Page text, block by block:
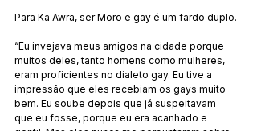
Para Ka Awra, ser Moro e gay é um fardo duplo.
“Eu invejava meus amigos na cidade porque
muitos deles, tanto homens como mulheres,
eram proficientes no dialeto gay. Eu tive a
impressão que eles recebiam os gays muito
bem. Eu soube depois que já suspeitavam
que eu fosse, porque eu era acanhado e